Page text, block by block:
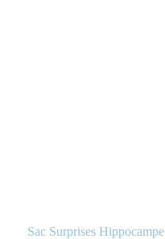
Sac Surprises Hippocampe